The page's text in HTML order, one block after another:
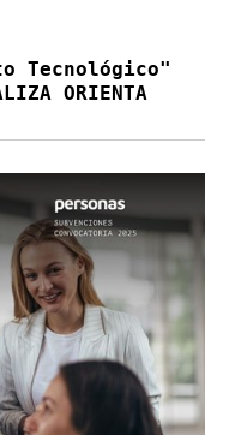
Tecnológico"
ORIENTA